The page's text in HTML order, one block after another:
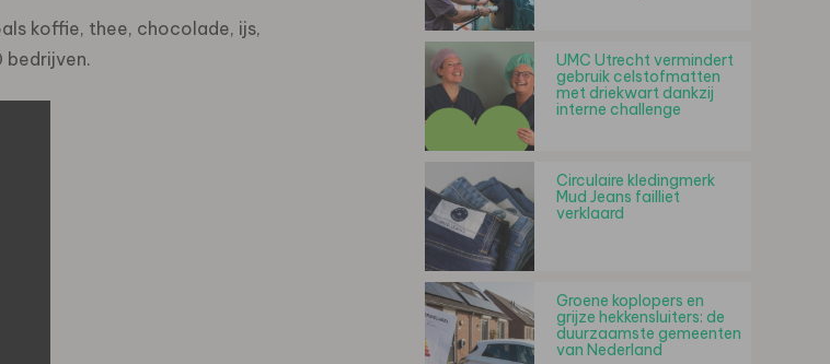
koffie, thee, chocolade, ijs,
bedrijven.
UMC Utrecht vermindert
gebruik celstofmatten
met driekwart dankzij
interne challenge
Circulaire kledingmerk
Mud Jeans failliet
verklaard
Groene koplopers en
grijze hekkensluiters: de
duurzaamste gemeenten
van Nederland